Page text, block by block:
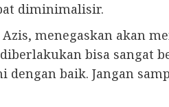
diminimalisir.
menegaskan akan
bisa sangat
baik. Jangan